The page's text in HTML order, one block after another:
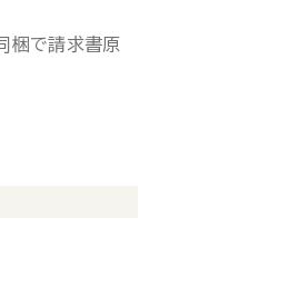
梱で請求書原